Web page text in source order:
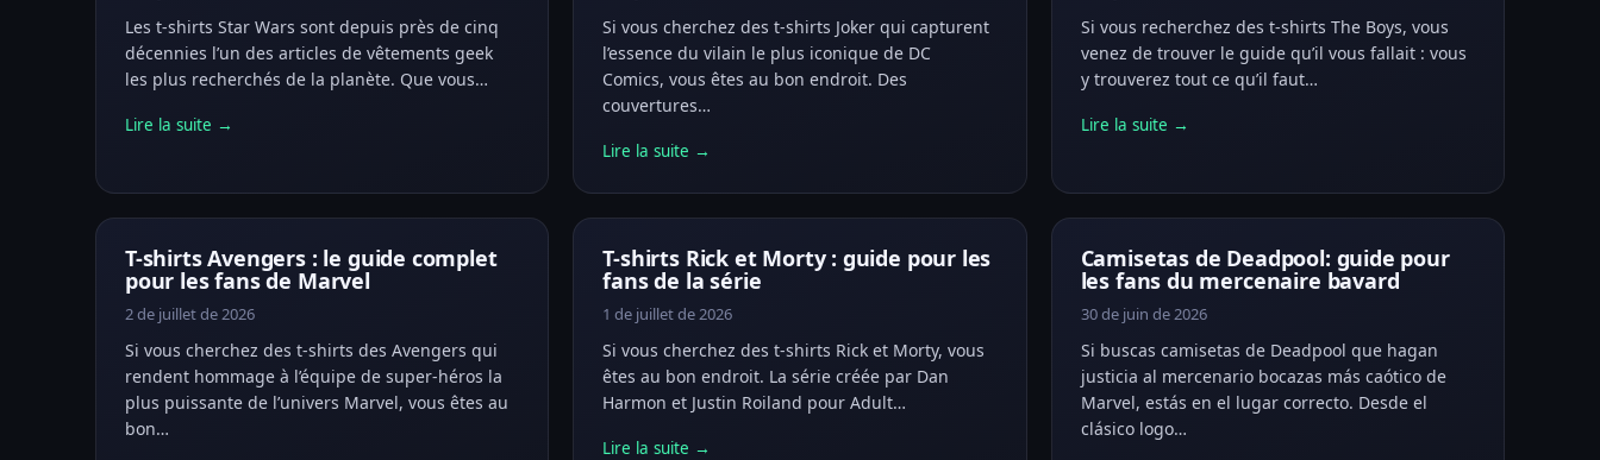
Les t-shirts Star Wars sont depuis près de cinq
décennies l’un des articles de vêtements geek
les plus recherchés de la planète. Que vous…
Lire la suite →
Si vous cherchez des t-shirts Joker qui capturent
l’essence du vilain le plus iconique de DC
Comics, vous êtes au bon endroit. Des
couvertures…
Lire la suite →
Si vous recherchez des t-shirts The Boys, vous
venez de trouver le guide qu’il vous fallait : vous
y trouverez tout ce qu’il faut…
Lire la suite →
T-shirts Avengers : le guide complet
pour les fans de Marvel
2 de juillet de 2026
Si vous cherchez des t-shirts des Avengers qui
rendent hommage à l’équipe de super-héros la
plus puissante de l’univers Marvel, vous êtes au
bon…
T-shirts Rick et Morty : guide pour les
fans de la série
1 de juillet de 2026
Si vous cherchez des t-shirts Rick et Morty, vous
êtes au bon endroit. La série créée par Dan
Harmon et Justin Roiland pour Adult…
Lire la suite →
Camisetas de Deadpool: guide pour
les fans du mercenaire bavard
30 de juin de 2026
Si buscas camisetas de Deadpool que hagan
justicia al mercenario bocazas más caótico de
Marvel, estás en el lugar correcto. Desde el
clásico logo…